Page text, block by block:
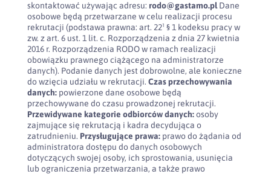
skontaktować używając adresu: rodo@gastamo.plDane
osobowe będą przetwarzane w celu realizacji procesu
rekrutacji (podstawa prawna: art. 22¹ § 1 kodeksu pracy w
zw. z art. 6 ust. 1 lit. c. Rozporządzenia z dnia 27 kwietnia
2016 r. Rozporządzenia RODO w ramach realizacji
obowiązku prawnego ciążącego na administratorze
danych). Podanie danych jest dobrowolne, ale konieczne
do wzięcia udziału w rekrutacji. Czas przechowywania
danych:powierzone dane osobowe będą
przechowywane do czasu prowadzonej rekrutacji.
Przewidywane kategorie odbiorców danych:osoby
zajmujące się rekrutacją i kadra decydująca o
zatrudnieniu. Przysługujące prawa:prawo do żądania od
administratora dostępu do danych osobowych
dotyczących swojej osoby, ich sprostowania, usunięcia
lub ograniczenia przetwarzania, a także prawo